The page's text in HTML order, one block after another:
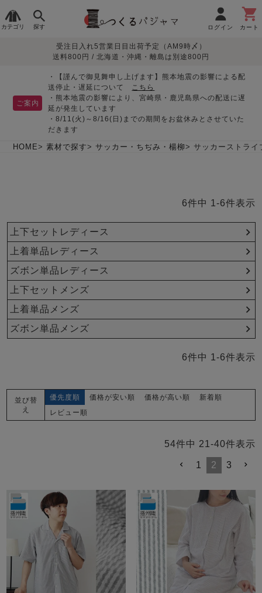
カテゴリ 探す ログイン カート
レディースパジャマ
春
メンズパジャマ
秋 冬
生地で
さがす
オーガニック素材
サッカー/ちぢみ 楊
起毛/フランネル
売れ筋ランキング
- Item Ranking -
新着商品
- New Arrival -
目的別で
さがす
敏感肌用
パジャマ
入院・介護
胸が目立たない
パジャマ
そろえたい
体型別におすすめパジ
ャマ
売れ筋ランキング
- Item Ranking -
新着商品
- New Arrival -
目的別でさがす一覧はこちら
デザインで
さがす
羽織・バスロ
上着単品
パジャマ
半袖 七分袖
前開き かぶり
上着単品
夏パジャマ特集 つくるパジャマとは
について
会社概要
受注日入れ5営業日目出荷予定（AM9時〆）
送料800円 / 北海道・沖縄・離島は別途800円
ご案内
・【謹んで御見舞申し上げます】熊本地震の影響による配
送停止・遅延について こちら
・熊本地震の影響により、宮崎県・鹿児島県への配送に遅
延が発生しています
・8/11(火)～8/16(日)までの期間をお盆休みとさせていた
だきます
HOME 素材で探す サッカー・ちぢみ・楊柳 サッカーストライ
6件中 1 -6件表示
上下セットレディース
上着単品レディース
ズボン単品レディース
上下セットメンズ
上着単品メンズ
ズボン単品メンズ
6件中 1 -6件表示
並び替
え
優先度順 価格が安い順 価格が高い順
新着順
レビュー順
54件中 21 -40件表示
1 2 3